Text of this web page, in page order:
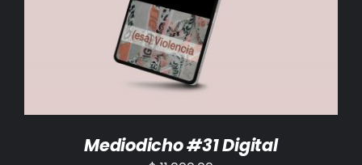
AÑADIR AL CARRITO /
Mediodicho #31 Digital